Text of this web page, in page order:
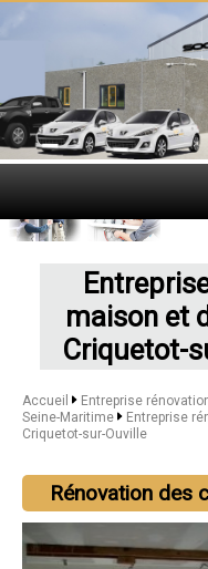
maison et
Criquetot-
Accueil
Entreprise
Seine-Maritime
Entreprise
Criquetot-sur-Ouville
Rénovation des